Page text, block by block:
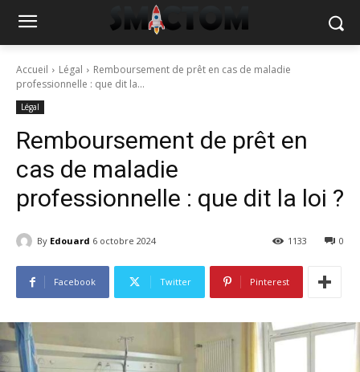
Accueil Légal
Remboursement de prêt en cas de maladie
professionnelle : que dit la...
Légal
Remboursement de prêt en
cas de maladie
professionnelle : que dit la loi ?
By Edouard 6 octobre 2024 0
1133
Facebook Twitter Pinterest